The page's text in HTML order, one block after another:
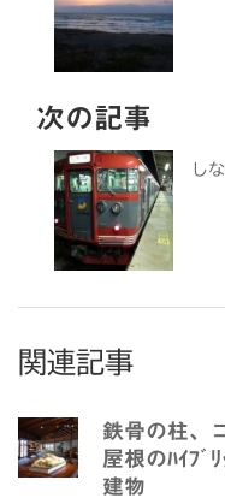
次の記事
し
関連記事
鉄骨の柱、
屋根のﾊｲﾌﾞ
建物